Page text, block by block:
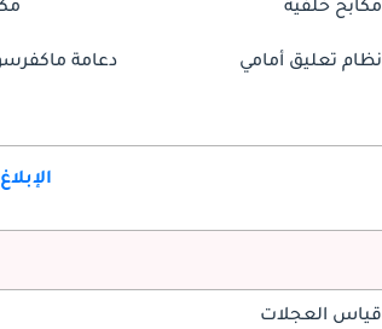
مكابح خلفية
نظام تعليق أمامي دعامة
قياس العجلات